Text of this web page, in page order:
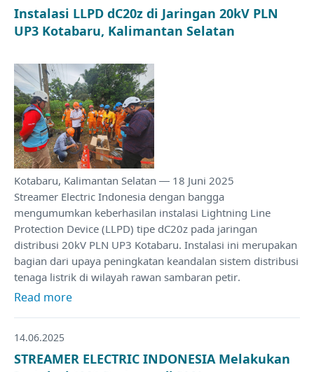
Instalasi LLPD dC20z di Jaringan 20kV PLN
UP3 Kotabaru, Kalimantan Selatan
Kotabaru, Kalimantan Selatan — 18 Juni 2025
Streamer Electric Indonesia dengan bangga
mengumumkan keberhasilan instalasi Lightning Line
Protection Device (LLPD) tipe dC20z pada jaringan
distribusi 20kV PLN UP3 Kotabaru. Instalasi ini merupakan
bagian dari upaya peningkatan keandalan sistem distribusi
tenaga listrik di wilayah rawan sambaran petir.
Read more
14.06.2025
STREAMER ELECTRIC INDONESIA Melakukan